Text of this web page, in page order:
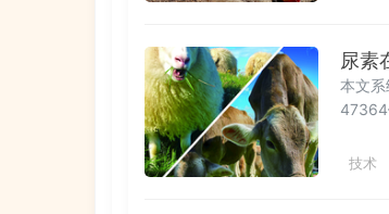
尿素
本文
用群
技术